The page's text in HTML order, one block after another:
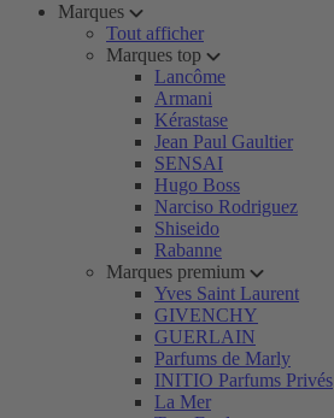
Marques
Tout afficher
Marques top
Lancôme
Armani
Kérastase
Jean Paul Gaultier
SENSAI
Hugo Boss
Narciso Rodriguez
Shiseido
Rabanne
Marques premium
Yves Saint Laurent
GIVENCHY
GUERLAIN
Parfums de Marly
INITIO Parfums Privés
La Mer